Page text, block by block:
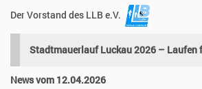
Der Vorstand des LLB e.V.
Stadtmauerlauf Luckau 2026 – Laufen
News vom 12.04.2026